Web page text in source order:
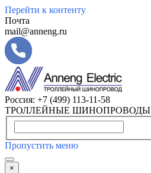
Перейти к контенту
Почта
mail@anneng.ru
Россия: +7 (499) 113-11-58
ТРОЛЛЕЙНЫЕ ШИНОПРОВОДЫ
Пропустить меню
×